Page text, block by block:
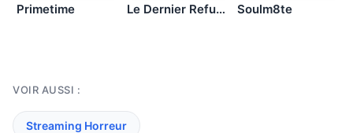
Primetime Le Dernier Refuge Soulm8te
VOIR AUSSI :
Streaming Horreur